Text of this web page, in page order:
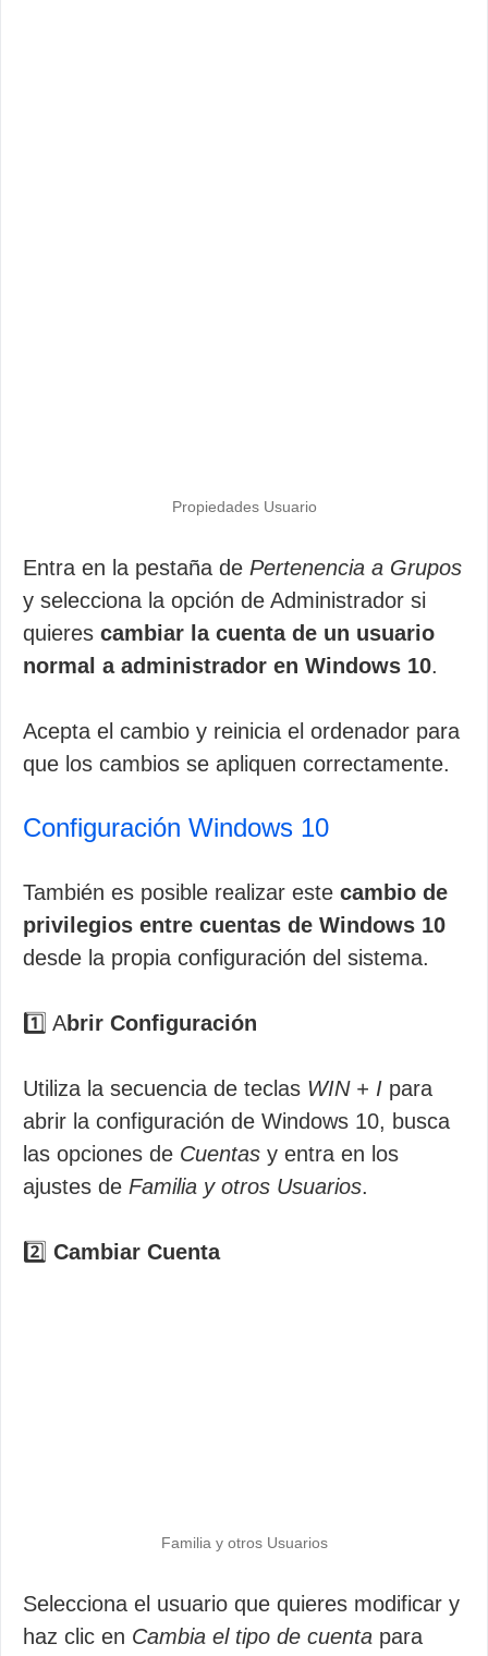
Propiedades Usuario
Entra en la pestaña de Pertenencia a Grupos
y selecciona la opción de Administrador si
quieres cambiar la cuenta de un usuario
normal a administrador en Windows 10.
Acepta el cambio y reinicia el ordenador para
que los cambios se apliquen correctamente.
Configuración Windows 10
También es posible realizar este cambio de
privilegios entre cuentas de Windows 10
desde la propia configuración del sistema.
1️⃣ Abrir Configuración
Utiliza la secuencia de teclas WIN + I para
abrir la configuración de Windows 10, busca
las opciones de Cuentas y entra en los
ajustes de Familia y otros Usuarios.
2️⃣ Cambiar Cuenta
Familia y otros Usuarios
Selecciona el usuario que quieres modificar y
haz clic en Cambia el tipo de cuenta para